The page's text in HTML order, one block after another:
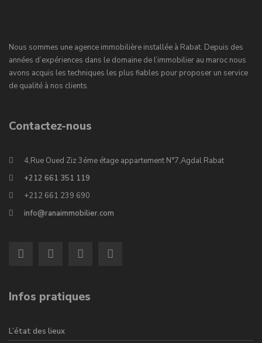
Nous sommes une agence immobilière installée à Rabat. Depuis des
années d’expériences dans le domaine de l’immobilier au maroc nous
avons acquis les techniques les plus fiables pour proposer un service
de qualité à nos clients.
Contactez-nous
4,Rue Oued Ziz 3éme étage appartement N°7,Agdal Rabat
+212 661 351 119
+212 661 239 690
info@ranaimmobilier.com
Infos pratiques
L’état des lieux